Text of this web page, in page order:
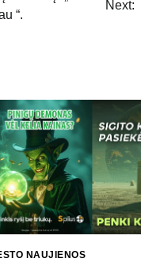
“.
Next:
NAUJIENOS